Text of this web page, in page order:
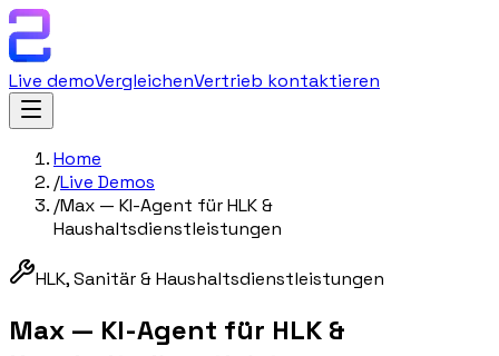
Live demoVergleichenVertrieb kontaktieren
Home
/Live Demos
/Max — KI-Agent für HLK &
Haushaltsdienstleistungen
HLK, Sanitär & Haushaltsdienstleistungen
Max — KI-Agent für HLK &